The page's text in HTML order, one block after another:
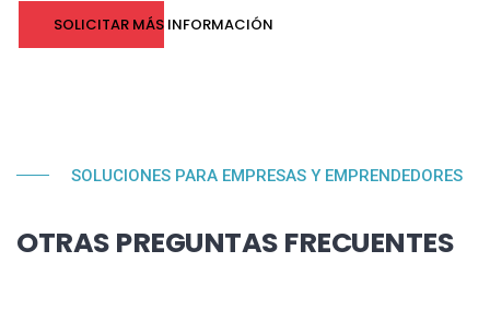
SOLICITAR MÁS INFORMACIÓN
SOLUCIONES PARA EMPRESAS Y EMPRENDEDORES
OTRAS PREGUNTAS FRECUENTES